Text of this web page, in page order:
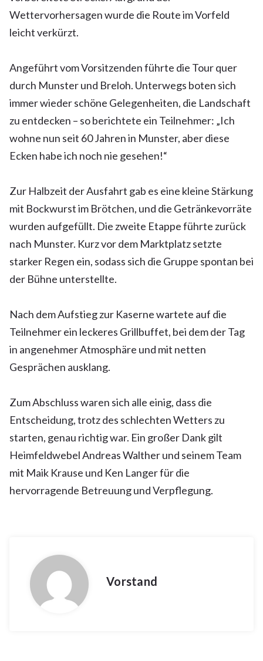
Wettervorhersagen wurde die Route im Vorfeld
leicht verkürzt.
Angeführt vom Vorsitzenden führte die Tour quer
durch Munster und Breloh. Unterwegs boten sich
immer wieder schöne Gelegenheiten, die Landschaft
zu entdecken – so berichtete ein Teilnehmer: „Ich
wohne nun seit 60 Jahren in Munster, aber diese
Ecken habe ich noch nie gesehen!“
Zur Halbzeit der Ausfahrt gab es eine kleine Stärkung
mit Bockwurst im Brötchen, und die Getränkevorräte
wurden aufgefüllt. Die zweite Etappe führte zurück
nach Munster. Kurz vor dem Marktplatz setzte
starker Regen ein, sodass sich die Gruppe spontan bei
der Bühne unterstellte.
Nach dem Aufstieg zur Kaserne wartete auf die
Teilnehmer ein leckeres Grillbuffet, bei dem der Tag
in angenehmer Atmosphäre und mit netten
Gesprächen ausklang.
Zum Abschluss waren sich alle einig, dass die
Entscheidung, trotz des schlechten Wetters zu
starten, genau richtig war. Ein großer Dank gilt
Heimfeldwebel Andreas Walther und seinem Team
mit Maik Krause und Ken Langer für die
hervorragende Betreuung und Verpflegung.
Vorstand